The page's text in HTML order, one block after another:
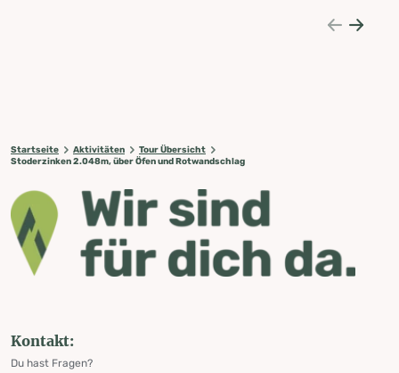
Startseite Aktivitäten
Tour Übersicht
Stoderzinken 2.048m, über Öfen und Rotwandschlag
Kontakt:
Du hast Fragen?